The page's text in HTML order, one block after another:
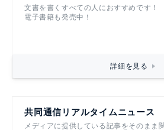
文書を書くすべての人におすすめです！
電子書籍も発売中！
詳細を見る
共同通信リアルタイムニュース
メディアに提供している記事をそのまま